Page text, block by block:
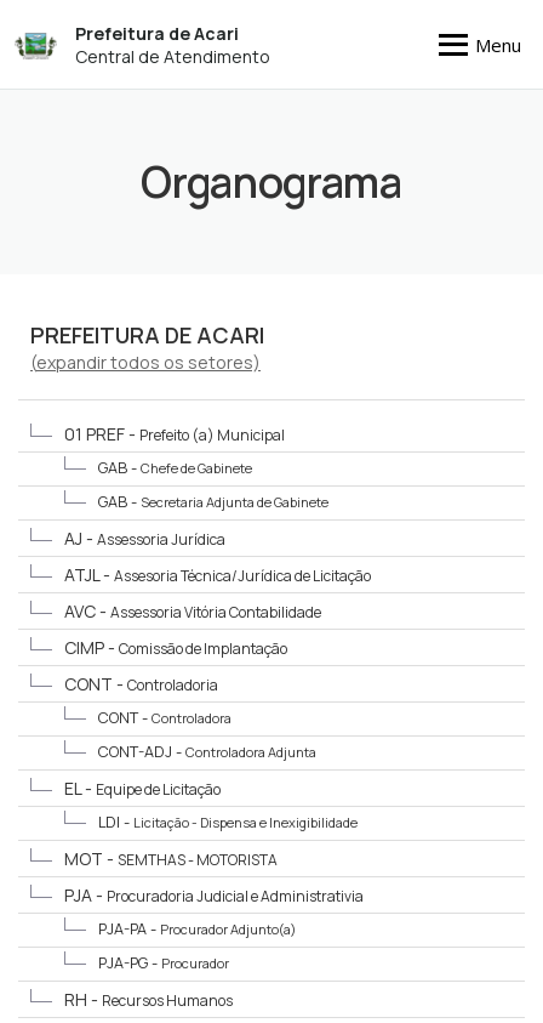
Prefeitura de Acari
Central de Atendimento
Menu
Organograma
PREFEITURA DE ACARI
(expandirtodos os setores)
01 PREF - Prefeito (a) Municipal
GAB - Chefe de Gabinete
GAB - Secretaria Adjunta de Gabinete
AJ - Assessoria Jurídica
ATJL - Assesoria Técnica/Jurídica de Licitação
AVC - Assessoria Vitória Contabilidade
CIMP - Comissão de Implantação
CONT - Controladoria
CONT - Controladora
CONT-ADJ - Controladora Adjunta
EL - Equipe de Licitação
LDI - Licitação - Dispensa e Inexigibilidade
MOT - SEMTHAS - MOTORISTA
PJA - Procuradoria Judicial e Administrativia
PJA-PA - Procurador Adjunto(a)
PJA-PG - Procurador
RH - Recursos Humanos